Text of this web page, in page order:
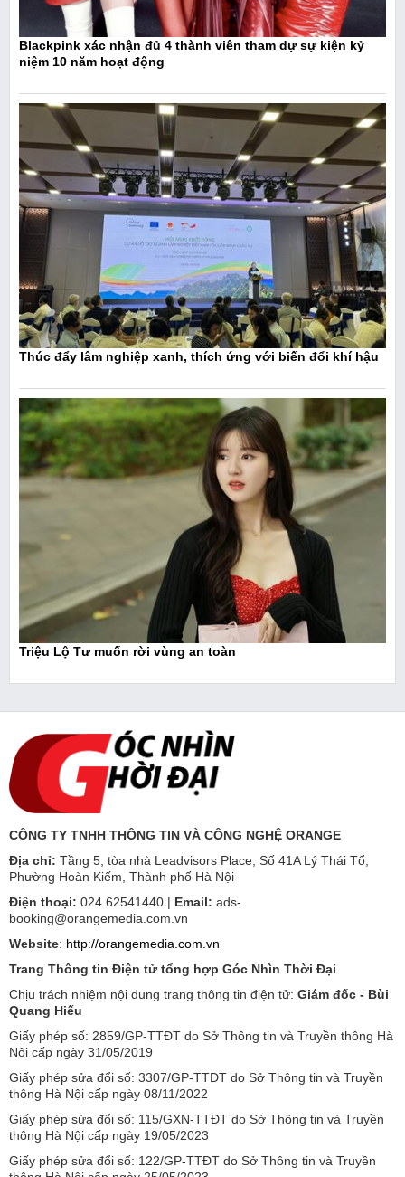
Blackpink xác nhận đủ 4 thành viên tham dự sự kiện kỷ
niệm 10 năm hoạt động
Thúc đẩy lâm nghiệp xanh, thích ứng với biến đổi khí hậu
Triệu Lộ Tư muốn rời vùng an toàn
CÔNG TY TNHH THÔNG TIN VÀ CÔNG NGHỆ ORANGE
Địa chỉ: Tầng 5, tòa nhà Leadvisors Place, Số 41A Lý Thái Tổ,
Phường Hoàn Kiếm, Thành phố Hà Nội
Điện thoại: 024.62541440 | Email: ads-
booking@orangemedia.com.vn
Website: http://orangemedia.com.vn
Trang Thông tin Điện tử tổng hợp Góc Nhìn Thời Đại
Chịu trách nhiệm nội dung trang thông tin điện tử: Giám đốc - Bùi
Quang Hiếu
Giấy phép số: 2859/GP-TTĐT do Sở Thông tin và Truyền thông Hà
Nội cấp ngày 31/05/2019
Giấy phép sửa đổi số: 3307/GP-TTĐT do Sở Thông tin và Truyền
thông Hà Nội cấp ngày 08/11/2022
Giấy phép sửa đổi số: 115/GXN-TTĐT do Sở Thông tin và Truyền
thông Hà Nội cấp ngày 19/05/2023
Giấy phép sửa đổi số: 122/GP-TTĐT do Sở Thông tin và Truyền